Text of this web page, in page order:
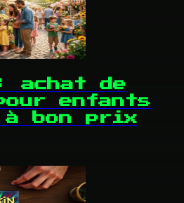
achat de
enfants
bon prix